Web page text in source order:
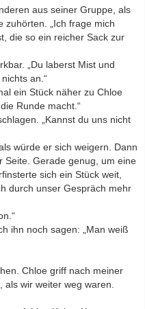
aus seiner Gruppe, als
zuhörten. „Ich frage mich
die so ein reicher Sack zur
„Du laberst Mist und
an.“
ein Stück näher zu Chloe
Runde macht.“
„Kannst du uns nicht
würde er sich weigern. Dann
Seite. Gerade genug, um eine
sich ein Stück weit,
durch unser Gespräch mehr
ihn noch sagen: „Man weiß
Chloe griff nach meiner
wir weiter weg waren.